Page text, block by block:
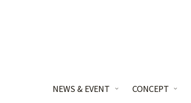
NEWS & EVENT CONCEPT